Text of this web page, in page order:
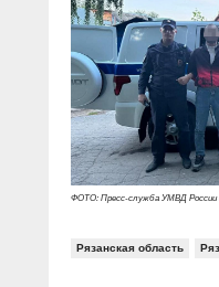
Социальные ролики
Документальные
Прямой разговор
В знании сила
Специальный
КиберПОСТОВОЙ
Газета «Щит и меч»
Журнал «Полиция
О ПОРТАЛЕ
Контакты
Вакансии
ФОТО: Пресс-служба УМВД России
Рязанская область